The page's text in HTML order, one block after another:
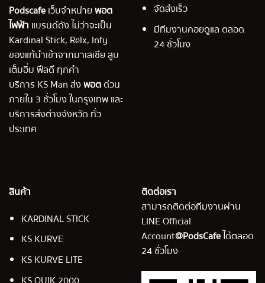
Podscafeเว็บจำหน่ายพอต
ไฟฟ้า แบรนด์ดัง ไม่ว่าจะเป็น
Kardinal Stick, Relx, Infy
ของแท้นำเข้าจากมาเลเซีย สูบ
เต็มอิ่ม ฟีลดี ทุกคำ
บริการ KS Man ส่งพอตด่วน
ภายใน 3 ชั่วโมง ในกรุงเทพ และ
บริการส่งต่างจังหวัด ทั่ว
ประเทศ
จัดส่งเร็ว
มีทีมงานคอยดูแล ตลอด
24 ชั่วโมง
สินค้า
KARDINAL STICK
KS KURVE
KS KURVE LITE
ติดต่อเรา
สามารถติดต่อทีมงานผ่าน
LINE Official
Account@PodsCafeได้ตลอด
24 ชั่วโมง